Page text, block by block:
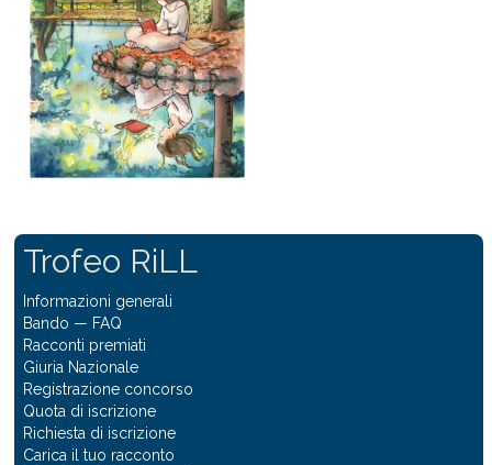
Trofeo RiLL
Informazioni generali
Bando — FAQ
Racconti premiati
Giuria Nazionale
Registrazione concorso
Quota di iscrizione
Richiesta di iscrizione
Carica il tuo racconto